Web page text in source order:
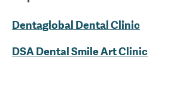
Dentaglobal Dental Clinic
DSA Dental Smile Art Clinic